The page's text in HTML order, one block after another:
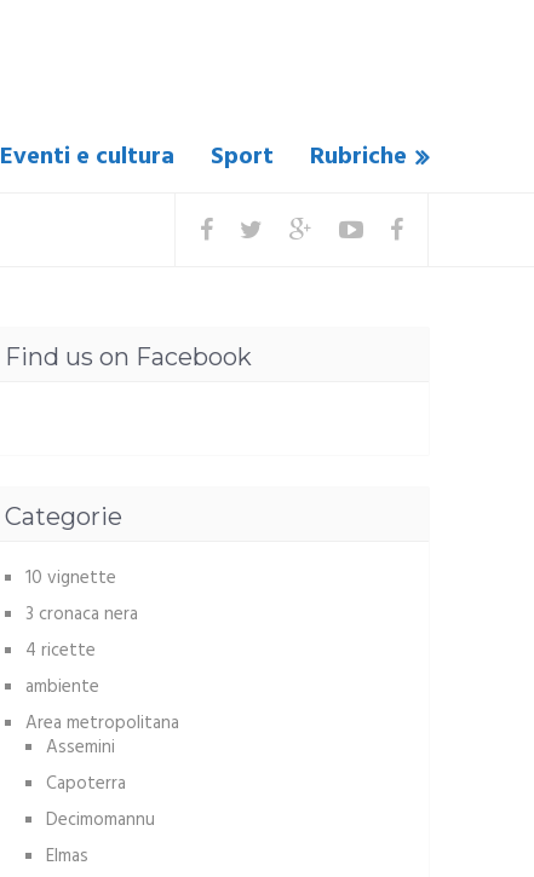
Eventi e cultura Sport Rubriche
Find us on Facebook
Categorie
10 vignette
3 cronaca nera
4 ricette
ambiente
Area metropolitana
Assemini
Capoterra
Decimomannu
Elmas